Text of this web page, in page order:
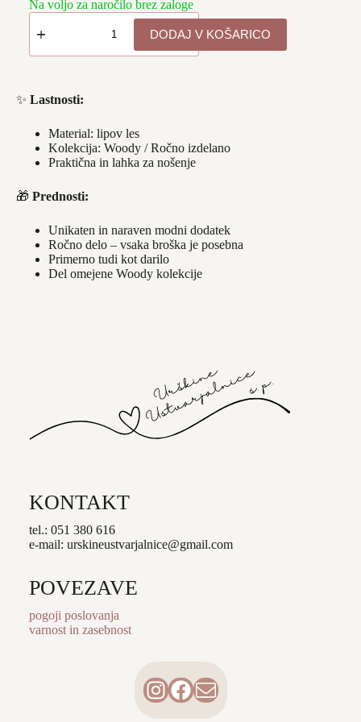
Na voljo za naročilo brez zaloge
Broška
2
DODAJ V KOŠARICO
✨ Lastnosti:
Material: lipov les
Kolekcija: Woody / Ročno izdelano
Praktična in lahka za nošenje
🎁 Prednosti:
Unikaten in naraven modni dodatek
Ročno delo – vsaka broška je posebna
Primerno tudi kot darilo
Del omejene Woody kolekcije
KONTAKT
tel.: 051 380 616
e-mail: urskineustvarjalnice@gmail.com
POVEZAVE
pogoji poslovanja
varnost in zasebnost